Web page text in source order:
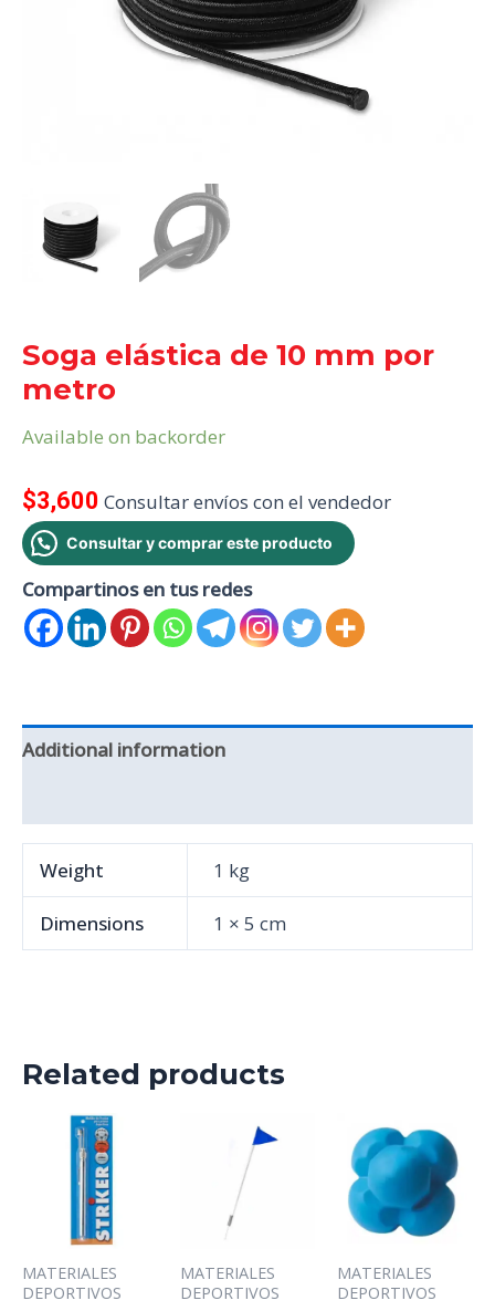
Soga elástica de 10 mm por
metro
Available on backorder
$3,600 Consultar envíos con el vendedor
Consultar y comprar este producto
Compartinos en tus redes
Additional information
Weight 1 kg
Dimensions 1 × 5 cm
Related products
MATERIALES
DEPORTIVOS
MATERIALES
DEPORTIVOS
MATERIALES
DEPORTIVOS